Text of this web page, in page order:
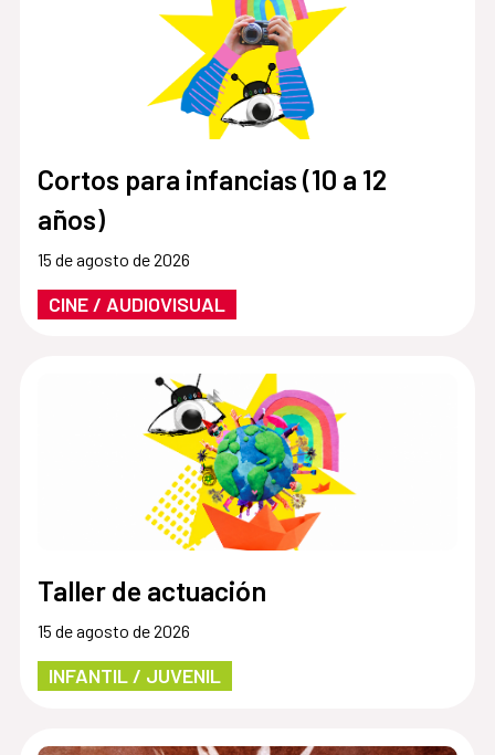
Cortos para infancias (10 a 12
años)
15 de agosto de 2026
CINE / AUDIOVISUAL
Taller de actuación
15 de agosto de 2026
INFANTIL / JUVENIL